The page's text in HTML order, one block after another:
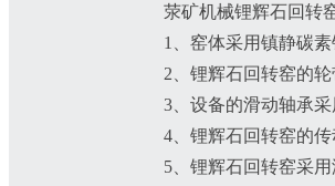
荥矿机械锂辉石回转
1、窑体采用镇静碳
2、锂辉石回转窑的
3、设备的滑动轴承
4、锂辉石回转窑的
5、锂辉石回转窑采用